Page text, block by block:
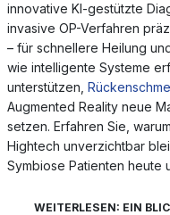
innovative KI-gestützte
invasive OP-Verfahren
– für schnellere Heilung
wie intelligente Systeme
unterstützen,
Augmented Reality neue
setzen. Erfahren Sie,
Hightech unverzichtbar
Symbiose Patienten heute
WEITERLESEN: EIN